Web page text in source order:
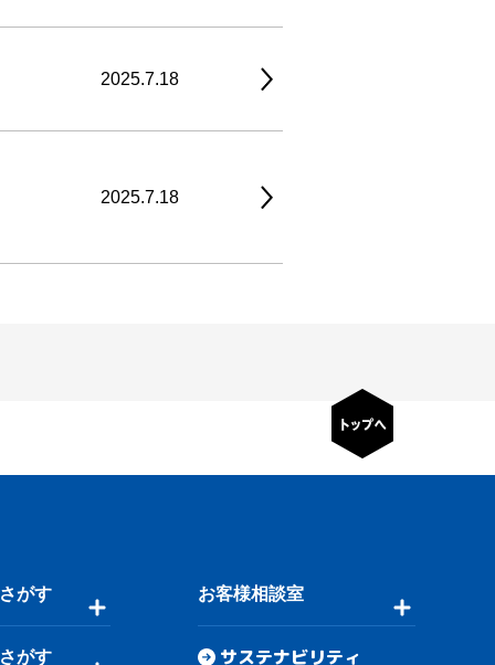
2025.7.18
2025.7.18
がす
がす
お客様相談室
サステナビリティ